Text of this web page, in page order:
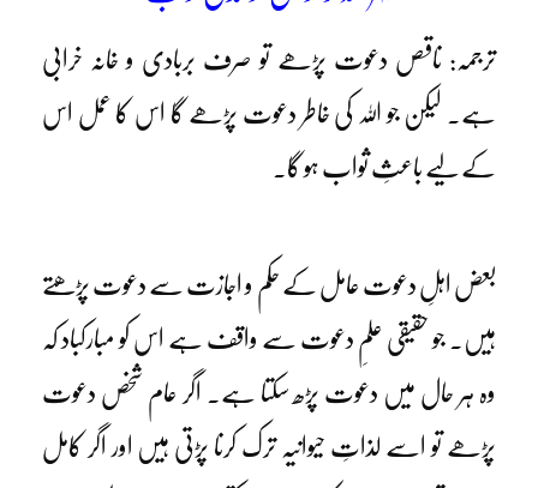
ترجمہ: ناقص دعوت پڑھے تو صرف بربادی و خانہ خرابی
ہے۔ لیکن جو اللہ کی خاطر دعوت پڑھے گا اس کا عمل اس
کے لیے باعثِ ثواب ہو گا۔
بعض اہلِ دعوت عامل کے حکم و اجازت سے دعوت پڑھتے
ہیں۔ جو حقیقی علمِ دعوت سے واقف ہے اس کو مبارکباد کہ
وہ ہر حال میں دعوت پڑھ سکتا ہے۔ اگر عام شخص دعوت
پڑھے تو اسے لذاتِ حیوانیہ ترک کرنا پڑتی ہیں اور اگر کامل